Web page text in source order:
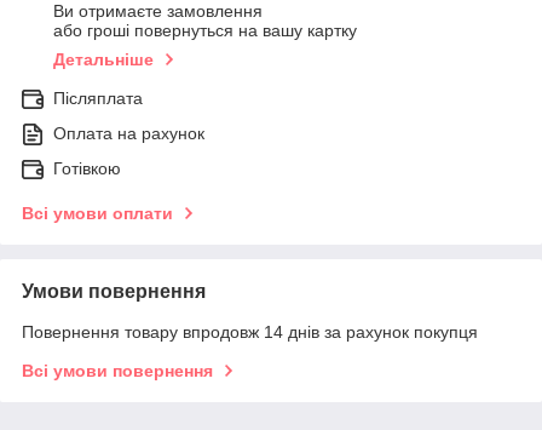
Ви отримаєте замовлення
або гроші повернуться на вашу картку
Детальніше
Післяплата
Оплата на рахунок
Готівкою
Всі умови оплати
Умови повернення
Повернення товару впродовж 14 днів за рахунок покупця
Всі умови повернення